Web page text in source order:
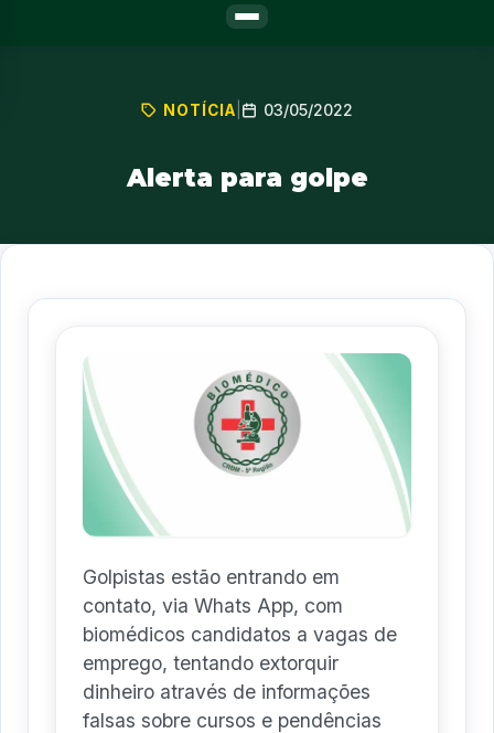
NOTÍCIA 03/05/2022
Alerta para golpe
Golpistas estão entrando em
contato, via Whats App, com
biomédicos candidatos a vagas de
emprego, tentando extorquir
dinheiro através de informações
falsas sobre cursos e pendências